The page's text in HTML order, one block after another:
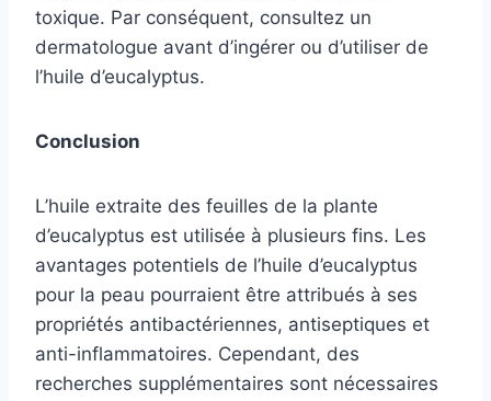
toxique. Par conséquent, consultez un
dermatologue avant d’ingérer ou d’utiliser de
l’huile d’eucalyptus.
Conclusion
L’huile extraite des feuilles de la plante
d’eucalyptus est utilisée à plusieurs fins. Les
avantages potentiels de l’huile d’eucalyptus
pour la peau pourraient être attribués à ses
propriétés antibactériennes, antiseptiques et
anti-inflammatoires. Cependant, des
recherches supplémentaires sont nécessaires